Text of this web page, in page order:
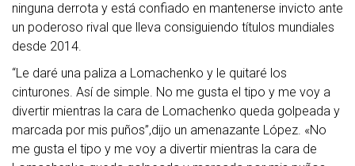
ninguna derrota y está confiado en mantenerse invicto ante
un poderoso rival que lleva consiguiendo títulos mundiales
desde 2014.
“Le daré una paliza a Lomachenko y le quitaré los
cinturones. Así de simple. No me gusta el tipo y me voy a
divertir mientras la cara de Lomachenko queda golpeada y
marcada por mis puños”,dijo un amenazante López. «No
me gusta el tipo y me voy a divertir mientras la cara de